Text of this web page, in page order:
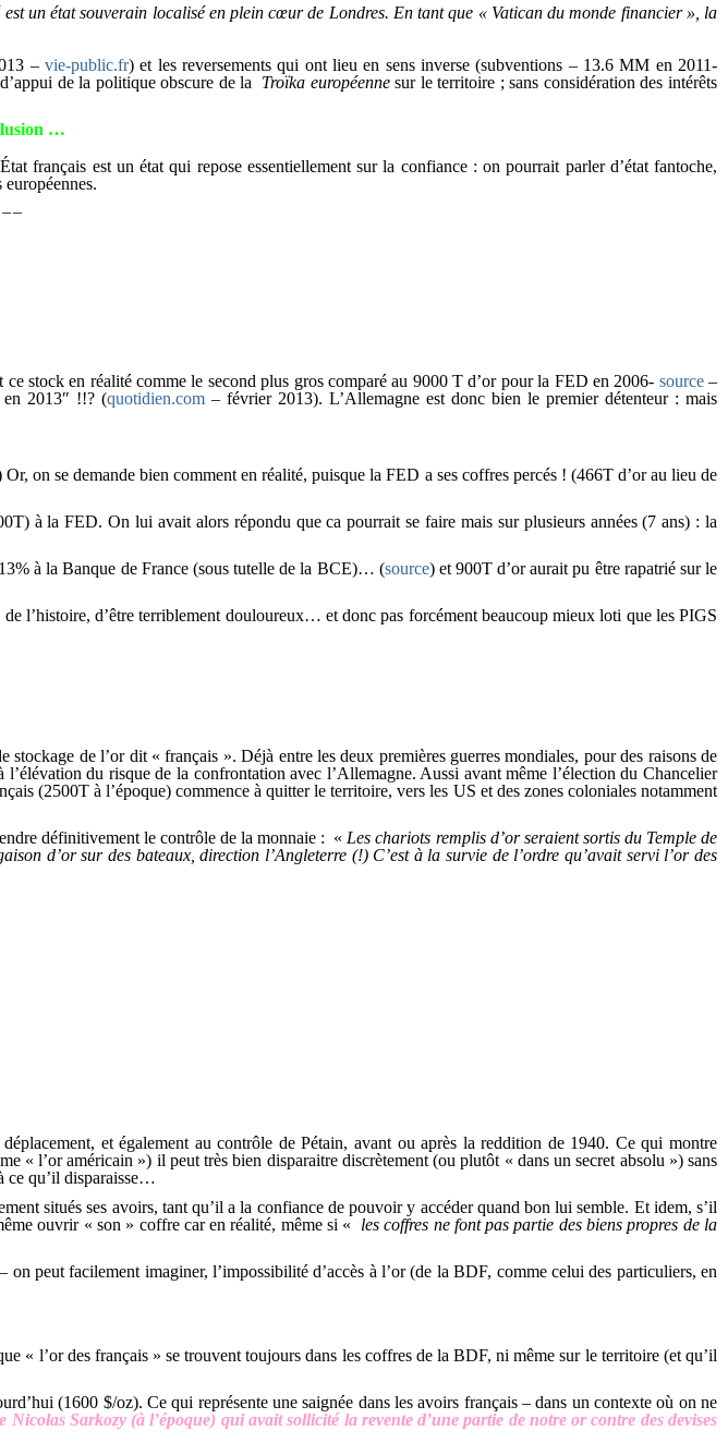
un état souverain localisé en plein cœur de Londres. En tant que « Vatican du monde financier », la
– vie-public.fr) et les reversements qui ont lieu en sens inverse (subventions – 13.6 MM en 2011-
de la politique obscure de la Troïka européennesur le territoire ; sans considération des intérêts
…
français est un état qui repose essentiellement sur la confiance : on pourrait parler d’état fantoche,
ce stock en réalité comme le second plus gros comparé au 9000 T d’or pour la FED en 2006- source–
en 2013″ !!? (quotidien.com – février 2013). L’Allemagne est donc bien le premier détenteur : mais
on se demande bien comment en réalité, puisque la FED a ses coffres percés ! (466T d’or au lieu de
à la FED. On lui avait alors répondu que ca pourrait se faire mais sur plusieurs années (7 ans) : la
à la Banque de France (sous tutelle de la BCE)… (source) et 900T d’or aurait pu être rapatrié sur le
l’histoire, d’être terriblement douloureux… et donc pas forcément beaucoup mieux loti que les PIGS
de l’or dit « français ». Déjà entre les deux premières guerres mondiales, pour des raisons de
du risque de la confrontation avec l’Allemagne. Aussi avant même l’élection du Chancelier
(2500T à l’époque) commence à quitter le territoire, vers les US et des zones coloniales notamment
définitivement le contrôle de la monnaie : « Les chariots remplis d’or seraient sortis du Temple de
d’or sur des bateaux, direction l’Angleterre (!) C’est à la survie de l’ordre qu’avait servi l’or des
et également au contrôle de Pétain, avant ou après la reddition de 1940. Ce qui montre
« l’or américain ») il peut très bien disparaitre discrètement (ou plutôt « dans un secret absolu ») sans
ce qu’il disparaisse…
situés ses avoirs, tant qu’il a la confiance de pouvoir y accéder quand bon lui semble. Et idem, s’il
ouvrir « son » coffre car en réalité, même si «
les coffres ne font pas partie des biens propres de la
peut facilement imaginer, l’impossibilité d’accès à l’or (de la BDF, comme celui des particuliers, en
« l’or des français » se trouvent toujours dans les coffres de la BDF, ni même sur le territoire (et qu’il
(1600 $/oz). Ce qui représente une saignée dans les avoirs français – dans un contexte où on ne
Nicolas Sarkozy (à l’époque) qui avait sollicité la revente d’une partie de notre or contre des devises